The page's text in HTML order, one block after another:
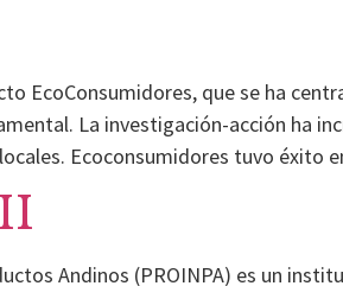
EcoConsumidores, que se ha
La investigación-acción ha
Ecoconsumidores tuvo éxito
Andinos (PROINPA) es un